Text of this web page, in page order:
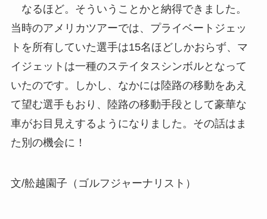
なるほど。そういうことかと納得できました。
当時のアメリカツアーでは、プライベートジェッ
トを所有していた選手は15名ほどしかおらず、マ
イジェットは一種のステイタスシンボルとなって
いたのです。しかし、なかには陸路の移動をあえ
て望む選手もおり、陸路の移動手段として豪華な
車がお目見えするようになりました。その話はま
た別の機会に！
文/舩越園子（ゴルフジャーナリスト）